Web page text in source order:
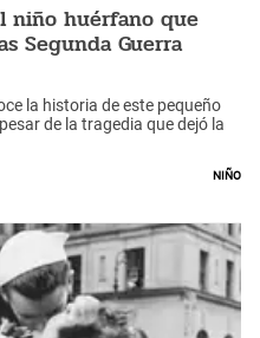
niño huérfano que
Segunda Guerra
la historia de este pequeño
de la tragedia que dejó la
Niño